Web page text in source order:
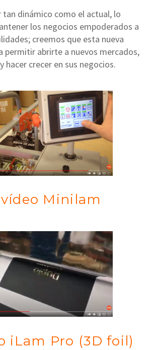
tan dinámico como el actual, lo
los negocios empoderados a
creemos que esta nueva
permitir abrirte a nuevos mercados,
hacer crecer en sus negocios.
Minilam
iLam Pro (3D foil)